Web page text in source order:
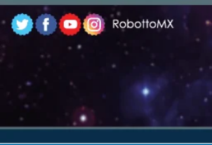
Skip
to
content